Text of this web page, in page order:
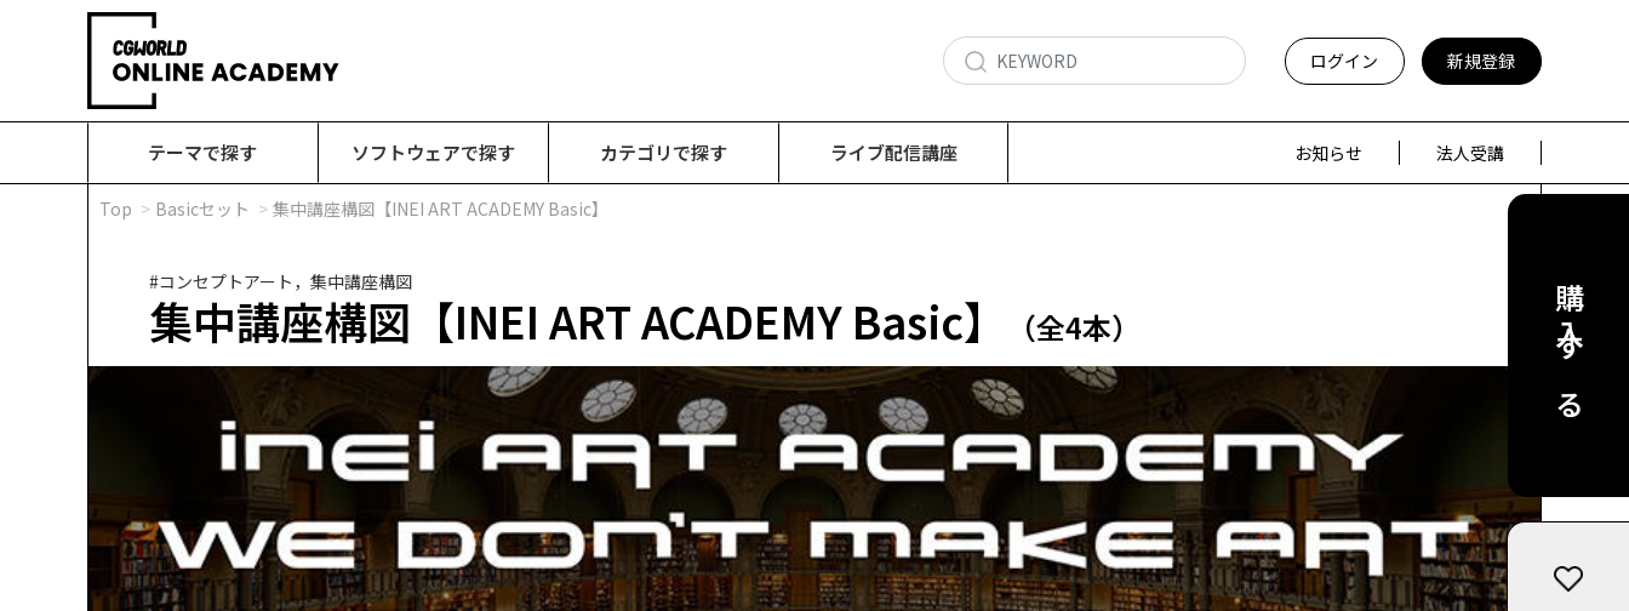
ログイン 新規登録
テーマで探す ソフトウェアで探す カテゴリで探す ライブ配信講座 お知らせ 法人受講
Top Basicセット 集中講座構図【INEI ART ACADEMY Basic】
#コンセプトアート，集中講座構図
集中講座構図【INEI ART ACADEMY Basic】 （全4本） 購入する